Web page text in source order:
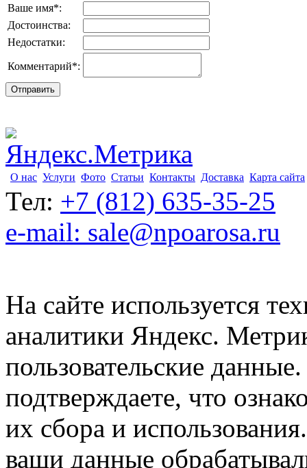
Ваше имя*:
Достоинства:
Недостатки:
Комментарий*:
О нас Услуги Фото Статьи Контакты Доставка Карта сайта
Тел: +7 (812) 635-35-25
e-mail: sale@npoarosa.ru
На сайте используется
аналитики Яндекс.
пользовательские
подтверждаете, что
их сбора и
ваши данные